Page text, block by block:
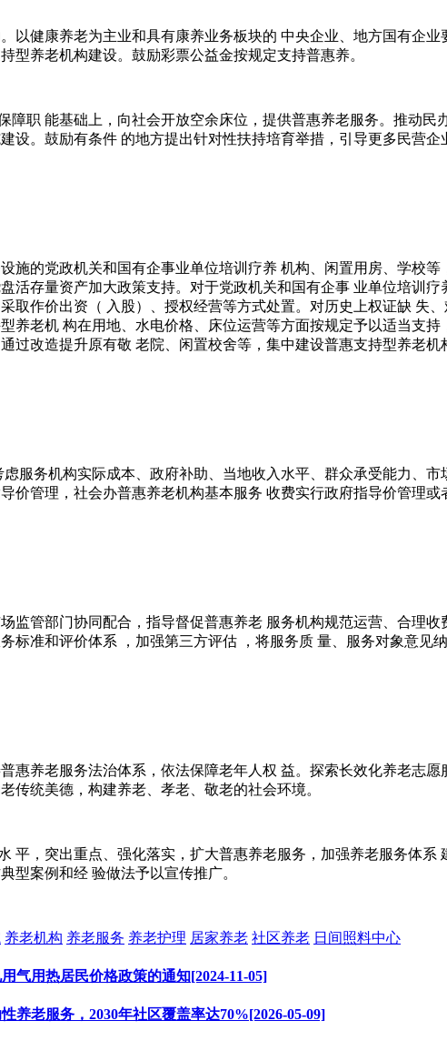
以健康养老为主业和具有康养业务板块的 中央企业、地方国有企
型养老机构建设。鼓励彩票公益金按规定支持普惠养。
职 能基础上，向社会开放空余床位，提供普惠养老服务。推动民
设。鼓励有条件 的地方提出针对性扶持培育举措，引导更多民营企
施的党政机关和国有企事业单位培训疗养 机构、闲置用房、学校
活存量资产加大政策支持。对于党政机关和国有企事 业单位培训
取作价出资（ 入股）、授权经营等方式处置。对历史上权证缺 失
养老机 构在用地、水电价格、床位运营等方面按规定予以适当支
过改造提升原有敬 老院、闲置校舍等，集中建设普惠支持型养老机
服务机构实际成本、政府补助、当地收入水平、群众承受能力、
价管理，社会办普惠养老机构基本服务 收费实行政府指导价管理或
监管部门协同配合，指导督促普惠养老 服务机构规范运营、合理
标准和评价体系 ，加强第三方评估 ，将服务质 量、服务对象意见
惠养老服务法治体系，依法保障老年人权 益。探索长效化养老志
传统美德，构建养老、孝老、敬老的社会环境。
平，突出重点、强化落实，扩大普惠养老服务，加强养老服务体
型案例和经 验做法予以宣传推广。
养老机构 养老服务 养老护理 居家养老 社区养老 日间照料中心
气用热居民价格政策的通知[2024-11-05]
养老服务，2030年社区覆盖率达70%[2026-05-09]